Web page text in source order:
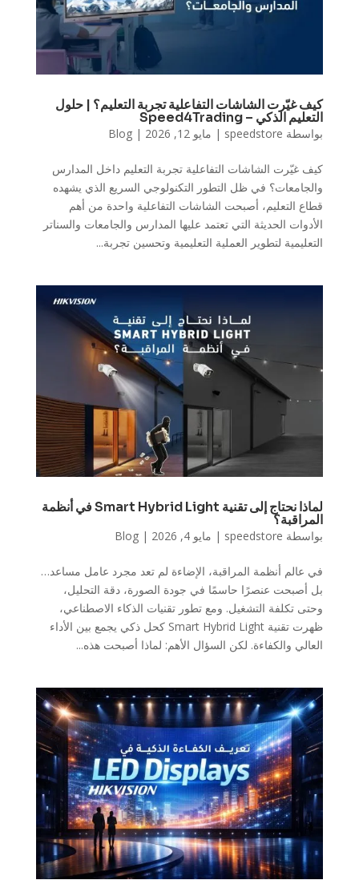
كيف غيّرت الشاشات التفاعلية تجربة التعليم؟ | حلول
التعليم الذكي – Speed4Trading
بواسطة speedstore
| مايو 12, 2026 |
Blog
كيف غيّرت الشاشات التفاعلية تجربة التعليم داخل المدارس
والجامعات؟ في ظل التطور التكنولوجي السريع الذي يشهده
قطاع التعليم، أصبحت الشاشات التفاعلية واحدة من أهم
الأدوات الحديثة التي تعتمد عليها المدارس والجامعات والسناتر
التعليمية لتطوير العملية التعليمية وتحسين تجربة...
لماذا نحتاج إلى تقنية Smart Hybrid Light في أنظمة
المراقبة؟
بواسطة speedstore
| مايو 4, 2026 |
Blog
في عالم أنظمة المراقبة، الإضاءة لم تعد مجرد عامل مساعد…
بل أصبحت عنصرًا حاسمًا في جودة الصورة، دقة التحليل،
وحتى تكلفة التشغيل. ومع تطور تقنيات الذكاء الاصطناعي،
ظهرت تقنية Smart Hybrid Light كحل ذكي يجمع بين الأداء
العالي والكفاءة. لكن السؤال الأهم: لماذا أصبحت هذه...